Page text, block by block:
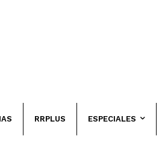
RRPLUS ESPECIALES